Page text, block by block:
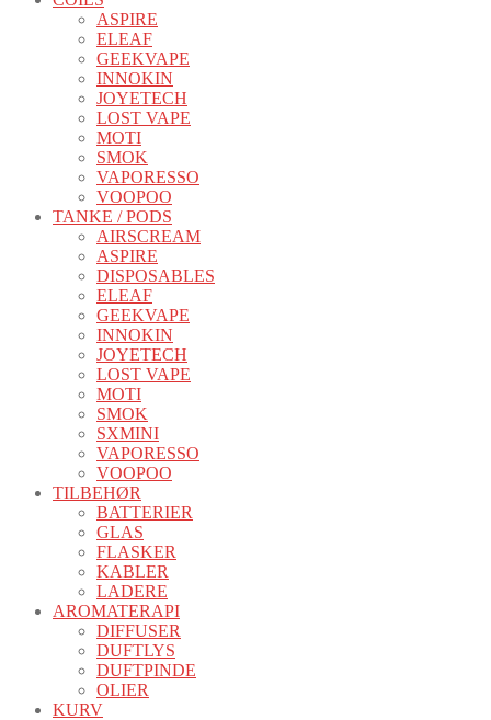
ASPIRE
ELEAF
GEEKVAPE
INNOKIN
JOYETECH
LOST VAPE
MOTI
SMOK
VAPORESSO
VOOPOO
TANKE / PODS
AIRSCREAM
ASPIRE
DISPOSABLES
ELEAF
GEEKVAPE
INNOKIN
JOYETECH
LOST VAPE
MOTI
SMOK
SXMINI
VAPORESSO
VOOPOO
TILBEHØR
BATTERIER
GLAS
FLASKER
KABLER
LADERE
AROMATERAPI
DIFFUSER
DUFTLYS
DUFTPINDE
OLIER
KURV